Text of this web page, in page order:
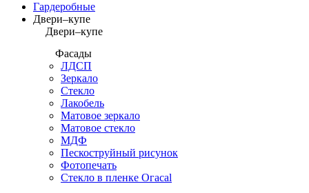
Гардеробные
Двери–купе
Двери–купе
Фасады
ЛДСП
Зеркало
Стекло
Лакобель
Матовое зеркало
Матовое стекло
МДФ
Пескоструйный рисунок
Фотопечать
Стекло в пленке Огасаl